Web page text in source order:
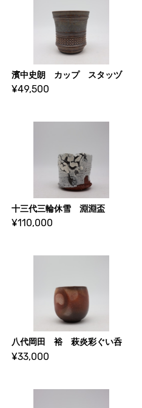
濱中史朗 カップ スタッヅ
¥49,500
十三代三輪休雪 淵淵盃
¥110,000
八代岡田 裕 萩炎彩ぐい呑
¥33,000